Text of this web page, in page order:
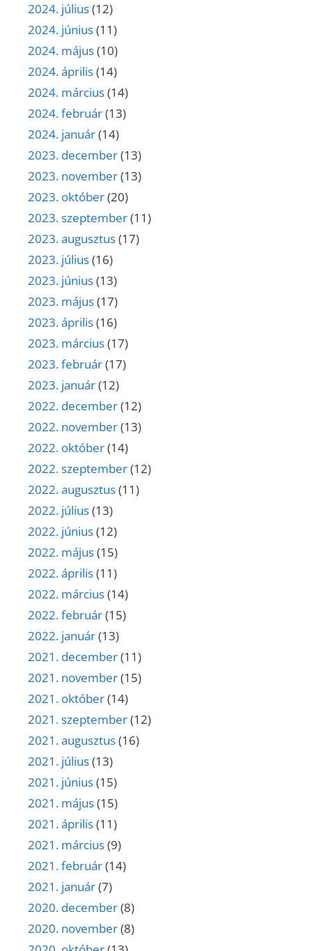
2024. július(12)
2024. június(11)
2024. május(10)
2024. április(14)
2024. március(14)
2024. február(13)
2024. január(14)
2023. december(13)
2023. november(13)
2023. október(20)
2023. szeptember(11)
2023. augusztus(17)
2023. július(16)
2023. június(13)
2023. május(17)
2023. április(16)
2023. március(17)
2023. február(17)
2023. január(12)
2022. december(12)
2022. november(13)
2022. október(14)
2022. szeptember(12)
2022. augusztus(11)
2022. július(13)
2022. június(12)
2022. május(15)
2022. április(11)
2022. március(14)
2022. február(15)
2022. január(13)
2021. december(11)
2021. november(15)
2021. október(14)
2021. szeptember(12)
2021. augusztus(16)
2021. július(13)
2021. június(15)
2021. május(15)
2021. április(11)
2021. március(9)
2021. február(14)
2021. január(7)
2020. december(8)
2020. november(8)